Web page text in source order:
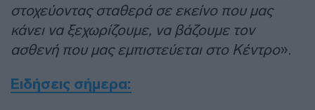
στοχεύοντας σταθερά σε εκείνο που μας
κάνει να ξεχωρίζουμε, να βάζουμε τον
ασθενή που μας εμπιστεύεται στο Κέντρο».
Ειδήσεις σήμερα: